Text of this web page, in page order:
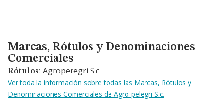
Marcas, Rótulos y Denominaciones Comerciales
Marcas, Rótulos y Denominaciones
Comerciales
Rótulos: Agroperegri S.c.
Ver toda la información sobre todas las Marcas, Rótulos y
Denominaciones Comerciales de Agro-pelegri S.c.